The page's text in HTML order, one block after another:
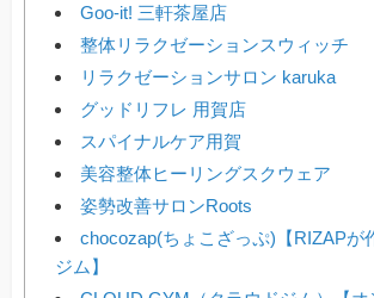
Goo-it! 三軒茶屋店
整体リラクゼーションスウィッチ
リラクゼーションサロン karuka
グッドリフレ 用賀店
スパイナルケア用賀
美容整体ヒーリングスクウェア
姿勢改善サロンRoots
chocozap(ちょこざっぷ)【RIZAPが
ジム】